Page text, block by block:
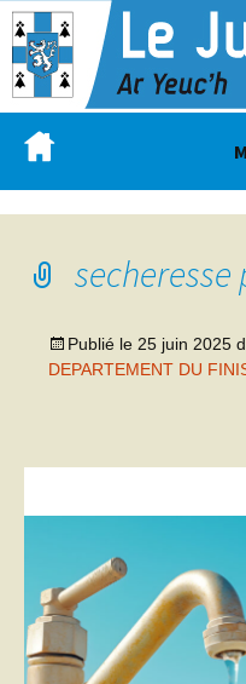
secheresse
Publié le 25 juin 2025
DEPARTEMENT DU